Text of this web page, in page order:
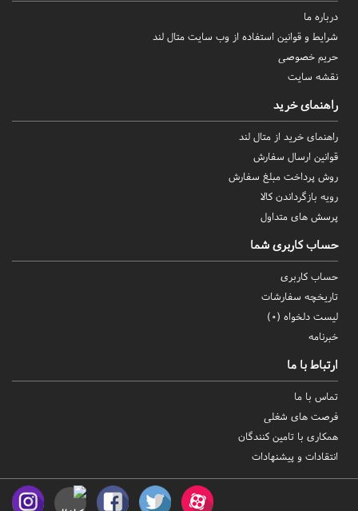
درباره ما
شرایط و قوانین استفاده از وب سایت متال لند
حریم خصوصی
نقشه سایت
راهنمای خرید
راهنمای خرید از متال لند
قوانین ارسال سفارش
روش‌ پرداخت مبلغ سفارش
رویه بازگرداندن کالا
پرسش های متداول
حساب کاربری شما
حساب کاربری
تاریخچه سفارشات
لیست دلخواه (0
)
خبرنامه
ارتباط با ما
تماس با ما
فرصت های شغلی
همکاری با تامین کنندگان
انتقادات و پیشنهادات